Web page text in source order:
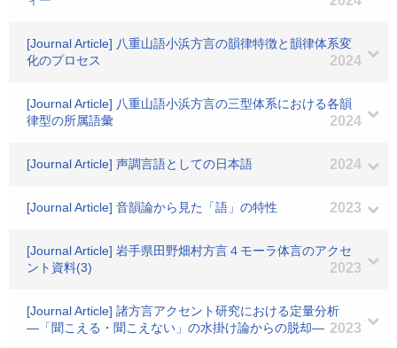
[Journal Article] 八重山語小浜方言の韻律特徴と韻律体系変
化のプロセス
2024
[Journal Article] 八重山語小浜方言の三型体系における各韻
律型の所属語彙
2024
[Journal Article] 声調言語としての日本語 2024
[Journal Article] 音韻論から見た「語」の特性 2023
[Journal Article] 岩手県田野畑村方言４モーラ体言のアクセ
ント資料(3)
2023
[Journal Article] 諸方言アクセント研究における定量分析
―「聞こえる・聞こえない」の水掛け論からの脱却― 2023